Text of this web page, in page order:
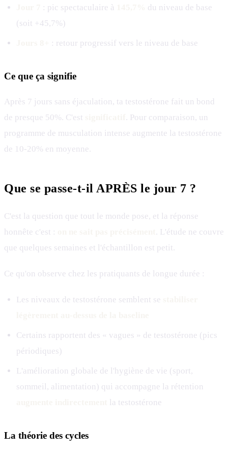
: pic spectaculaire à
du niveau de base
(soit +45,7%)
: retour progressif vers le niveau de base
Ce que ça signifie
Après 7 jours sans éjaculation, ta testostérone fait un bond
de presque 50%. C'est
. Pour comparaison, un
programme de musculation intense augmente la testostérone
de 10-20% en moyenne.
Que se passe-t-il APRÈS le jour 7 ?
C'est la question que tout le monde pose, et la réponse
honnête c'est :
. L'étude ne couvre
que quelques semaines et l'échantillon est petit.
Ce qu'on observe chez les pratiquants de longue durée :
Les niveaux de testostérone semblent se
Certains rapportent des « vagues » de testostérone (pics
périodiques)
L'amélioration globale de l'hygiène de vie (sport,
sommeil, alimentation) qui accompagne la rétention
la testostérone
La théorie des cycles